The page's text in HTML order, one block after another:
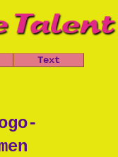
Text
der Tiefe